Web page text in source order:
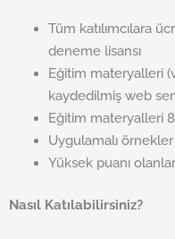
Tüm katılımcılara
deneme lisansı
Eğitim materyalleri
kaydedilmiş web
Eğitim materyalleri 8
Uygulamalı örnekler
Yüksek puanı
Nasıl Katılabilirsiniz?